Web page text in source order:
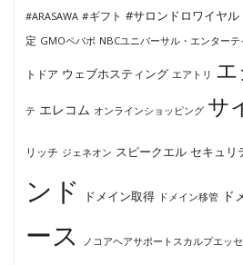
#ARASAWA #ギフト #サロンドロワイヤル
定 GMOペパボ NBCユニバーサル・エンター
トドア ウェブホスティング エアトリ
テ エレコム オンラインショッピング サ
リッチ ジェネオン スピークエル セキュリ
ンド
ドメイン取得 ドメイン移管 ド
ース
ノコアヘアサポートスカルプエッ